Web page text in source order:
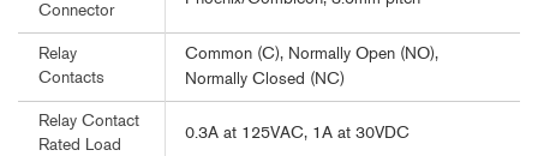
Connector
Relay
Contacts
Common (C), Normally Open (NO),
Normally Closed (NC)
Relay Contact
Rated Load
0.3A at 125VAC, 1A at 30VDC